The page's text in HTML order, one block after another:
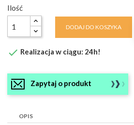
Ilość
DODAJ DO KOSZYKA
 Realizacja w ciągu: 24h!
Zapytaj o produkt
OPIS